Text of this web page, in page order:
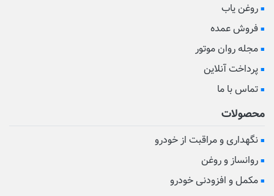
روغن یاب
فروش عمده
مجله روان موتور
پرداخت آنلاین
تماس با ما
محصولات
نگهداری و مراقبت از خودرو
روانساز و روغن
مکمل و افزودنی خودرو